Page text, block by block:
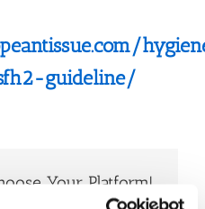
guideline/
Your Platform!